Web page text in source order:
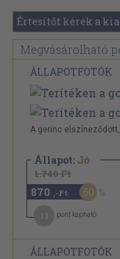
Értesítőt kérek a
Megvásárolható
ÁLLAPOTFOTÓK
A gerinc elszíneződött,
Állapot: Jó
1.740 Ft
870 ,-Ft 50
pont kapható
ÁLLAPOTFOTÓK